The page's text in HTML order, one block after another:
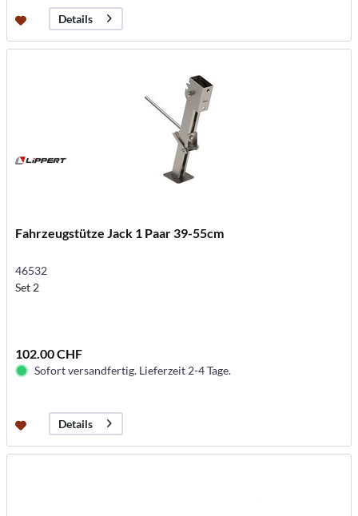
Details
Fahrzeugstütze Jack 1 Paar 39-55cm
46532
Set 2
102.00 CHF
Sofort versandfertig. Lieferzeit 2-4 Tage.
Details